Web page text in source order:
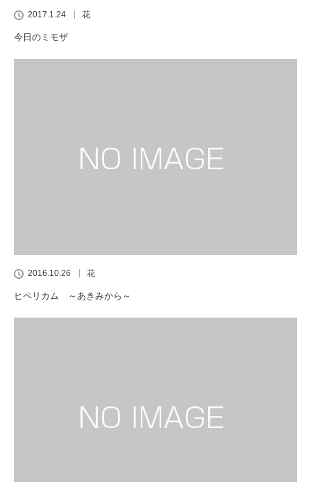
2017.1.24 花
今日のミモザ
2016.10.26 花
ヒペリカム ～あきみから～